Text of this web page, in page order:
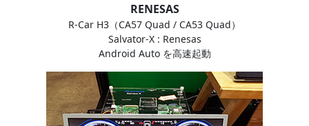
RENESAS
R-Car H3（CA57 Quad / CA53 Quad）
Salvator-X : Renesas
Android Auto を高速起動